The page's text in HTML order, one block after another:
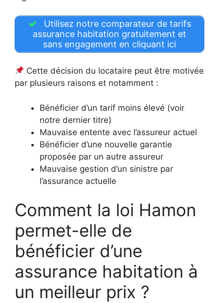
Utilisez notre comparateur de tarifs
assurance habitation gratuitement et
sans engagement en cliquant ici
Cette décision du locataire peut être motivée
par plusieurs raisons et notamment :
Bénéficier d’un tarif moins élevé (voir
notre dernier titre)
Mauvaise entente avec l’assureur actuel
Bénéficier d’une nouvelle garantie
proposée par un autre assureur
Mauvaise gestion d’un sinistre par
l’assurance actuelle
Comment la loi Hamon
permet-elle de
bénéficier d’une
assurance habitation à
un meilleur prix ?